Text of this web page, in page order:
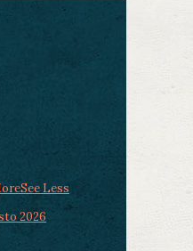
See Less
2026